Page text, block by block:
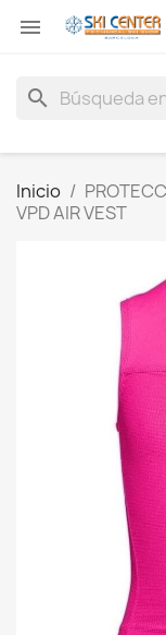

search
Inicio
VPD AIR VEST